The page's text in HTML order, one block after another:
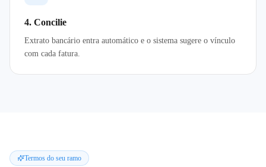
4. Concilie
Extrato bancário entra automático e o sistema sugere o vínculo
com cada fatura.
Termos do seu ramo